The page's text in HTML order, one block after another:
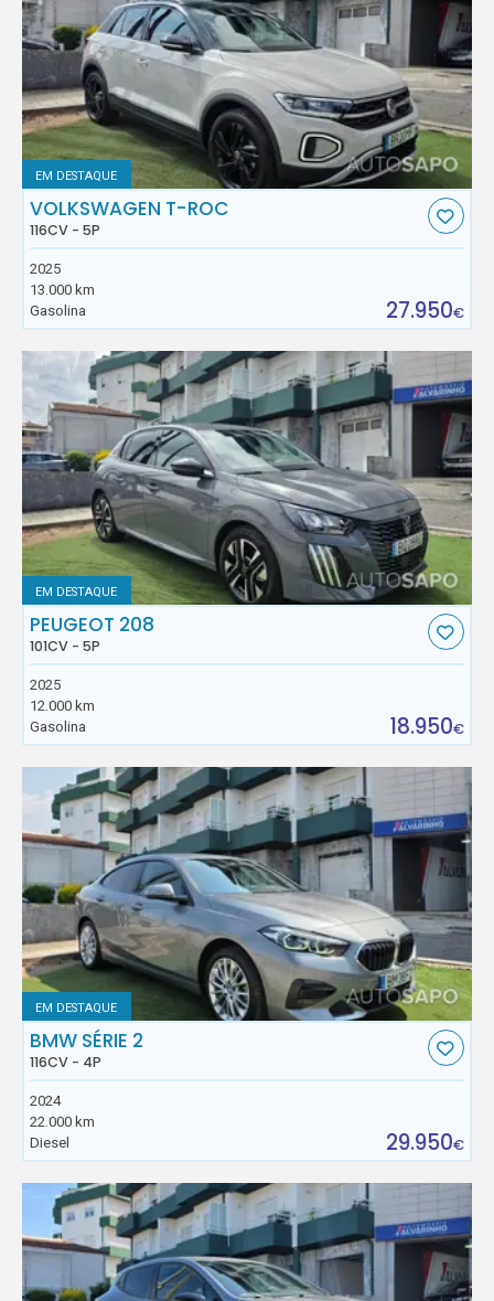
EM DESTAQUE
VOLKSWAGEN T-ROC
116CV - 5P
2025
13.000 km
Gasolina
27.950€
EM DESTAQUE
PEUGEOT 208
101CV - 5P
2025
12.000 km
Gasolina
18.950€
EM DESTAQUE
BMW SÉRIE 2
116CV - 4P
2024
22.000 km
Diesel
29.950€